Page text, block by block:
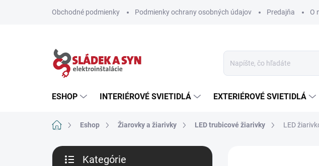
Obchodné podmienky Podmienky ochrany osobných údajov Predajňa O
ESHOP INTERIÉROVÉ SVIETIDLÁ EXTERIÉROVÉ SVIETIDLÁ
DomovEshop Žiarovky a žiarivky LED trubicové žiarivky LED
B
Kategórie